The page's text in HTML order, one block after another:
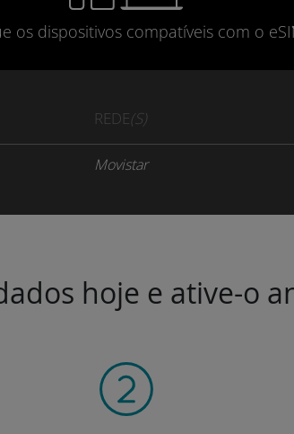
os dispositivos compatíveis com o
REDE(S)
Movistar
hoje e ative-o